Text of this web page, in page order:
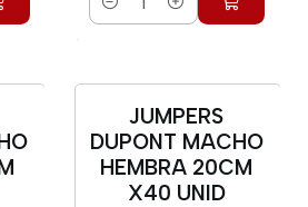
Cantidad
JUMPERS
DUPONT MACHO
HEMBRA 20CM
X40 UNID